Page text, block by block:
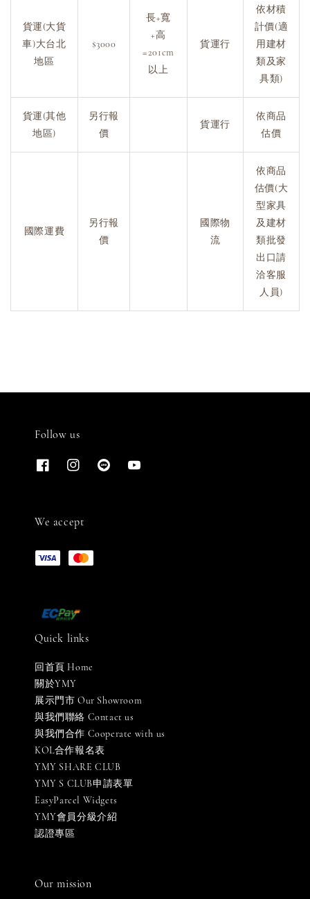
貨運(大貨
車)大台北
地區
$3000
長+寬
+高
=201cm
以上
貨運行
依材積
計價(適
用建材
類及家
具類)
貨運(其他
地區)
另行報
價
貨運行
依商品
估價
國際運費
另行報
價
國際物
流
依商品
估價(大
型家具
及建材
類批發
出口請
洽客服
人員)
Follow us
We accept
Quick links
回首頁 Home
關於YMY
展示門市 Our Showroom
與我們聯絡 Contact us
與我們合作 Cooperate with us
KOL合作報名表
YMY SHARE CLUB
YMY S CLUB申請表單
EasyParcel Widgets
YMY會員分級介紹
認證專區
Our mission